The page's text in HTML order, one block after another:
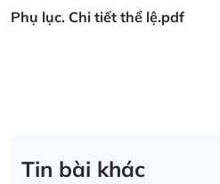
Phụ lục. Chi tiết thể lệ.pdf
Tin bài khác